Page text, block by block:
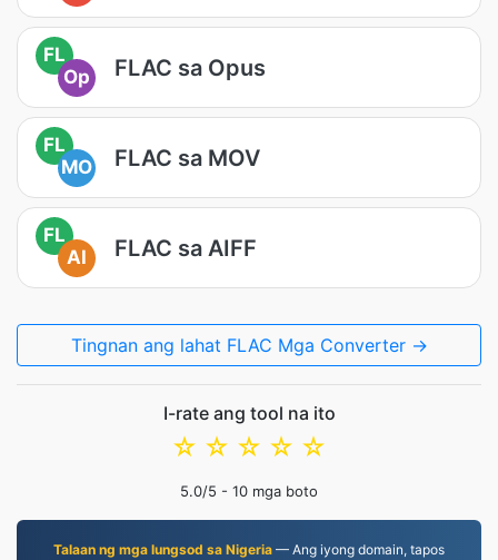
FL
Op
FLAC sa Opus
FL
MO
FLAC sa MOV
FL
AI
FLAC sa AIFF
Tingnan ang lahat FLAC Mga Converter →
I-rate ang tool na ito
☆
☆
☆
☆
☆
5.0/5 - 10 mga boto
Talaan ng mga lungsod sa Nigeria — Ang iyong domain, tapos